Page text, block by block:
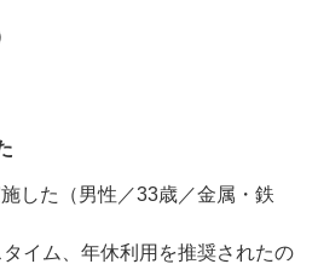
した（男性／33歳／金属・鉄
タイム、年休利用を推奨されたの